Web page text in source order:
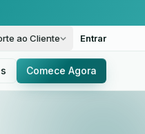
ao Cliente Entrar
Comece Agora